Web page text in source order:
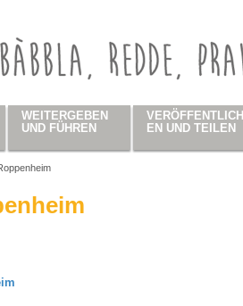
WEITERGEBEN
UND FÜHREN
VERÖFFENTLICH
EN UND TEILEN